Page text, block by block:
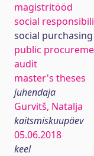
magistritööd
social
social purchasing
public
audit
master's theses
juhendaja
Gurvitš, Natalja
kaitsmiskuupäev
05.06.2018
keel